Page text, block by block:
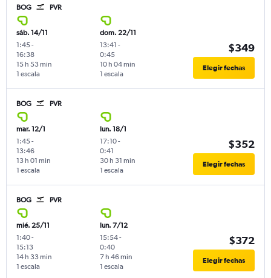
BOG PVR
sáb. 14/11
1:45-
16:38
1 escala
15 h 53 min
dom. 22/11
13:41 -
0:45
1 escala
10 h 04 min
$349
Elegir fechas
BOG PVR
mar. 12/1
1:45-
13:46
1 escala
13 h 01 min
lun. 18/1
17:10-
0:41
1 escala
30 h 31 min
$352
Elegir fechas
BOG PVR
mié. 25/11
1:40-
15:13
1 escala
14 h 33 min
lun. 7/12
15:54-
0:40
1 escala
7 h 46 min
$372
Elegir fechas